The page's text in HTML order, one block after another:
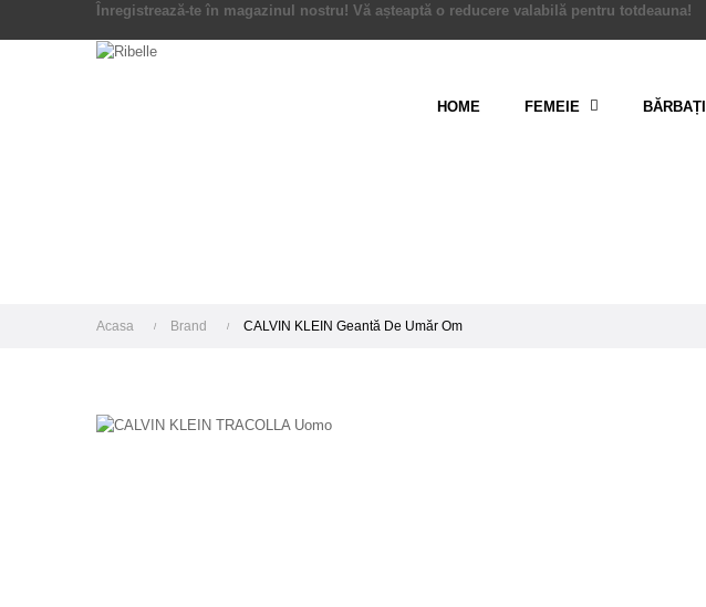
Înregistrează-te în magazinul nostru! Vă așteaptă o reducere valabilă pentru totdeauna!
HOME FEMEIE BĂRBAȚI
Acasa Brand CALVIN KLEIN Geantă De Umăr Om